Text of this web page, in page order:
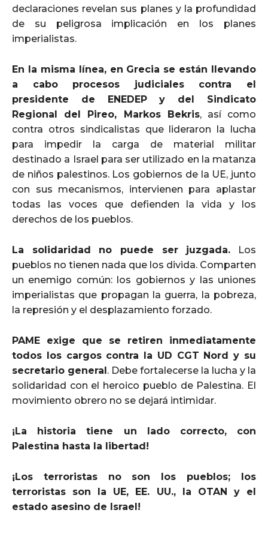
declaraciones revelan sus planes y la profundidad
de su peligrosa implicación en los planes
imperialistas.
En la misma línea, en Grecia se están llevando
a cabo procesos judiciales contra el
presidente de ENEDEP y del Sindicato
Regional del Pireo, Markos Bekris, así como
contra otros sindicalistas que lideraron la lucha
para impedir la carga de material militar
destinado a Israel para ser utilizado en la matanza
de niños palestinos. Los gobiernos de la UE, junto
con sus mecanismos, intervienen para aplastar
todas las voces que defienden la vida y los
derechos de los pueblos.
La solidaridad no puede ser juzgada. Los
pueblos no tienen nada que los divida. Comparten
un enemigo común: los gobiernos y las uniones
imperialistas que propagan la guerra, la pobreza,
la represión y el desplazamiento forzado.
PAME exige que se retiren inmediatamente
todos los cargos contra la UD CGT Nord y su
secretario general. Debe fortalecerse la lucha y la
solidaridad con el heroico pueblo de Palestina. El
movimiento obrero no se dejará intimidar.
¡La historia tiene un lado correcto, con
Palestina hasta la libertad!
¡Los terroristas no son los pueblos; los
terroristas son la UE, EE. UU., la OTAN y el
estado asesino de Israel!